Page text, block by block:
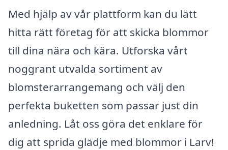
Med hjälp av vår plattform kan du lätt
hitta rätt företag för att skicka blommor
till dina nära och kära. Utforska vårt
noggrant utvalda sortiment av
blomsterarrangemang och välj den
perfekta buketten som passar just din
anledning. Låt oss göra det enklare för
dig att sprida glädje med blommor i Larv!